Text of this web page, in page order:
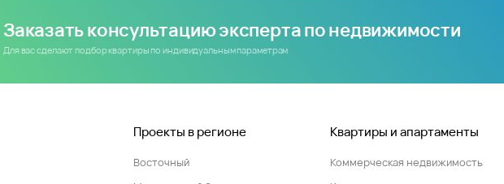
Заказать консультацию эксперта по недвижимости
Для вас сделают подбор квартиры по индивидуальным параметрам
Проекты в регионе
Восточный
Квартиры и апартаменты
Коммерческая недвижимость